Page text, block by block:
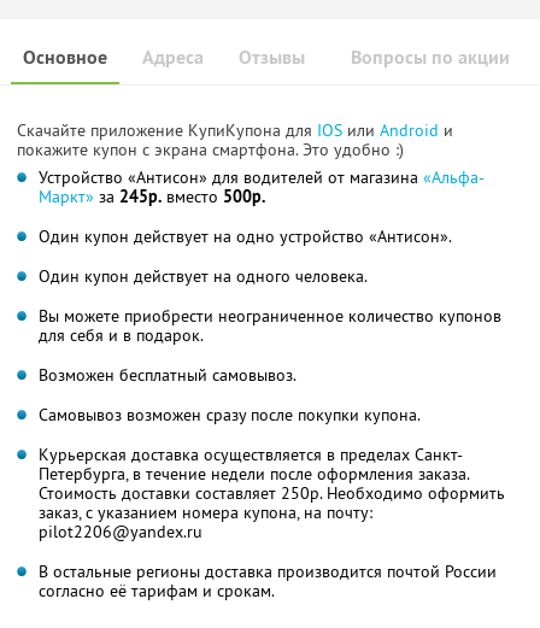
Основное Отзывы Вопросы по акции
Адреса
Скачайте приложение КупиКупона для IOS или Android и
покажите купон с экрана смартфона. Это удобно :)
Устройство «Антисон» для водителей от магазина «Альфа-
Маркт» за 245р. вместо 500р.
Один купон действует на одно устройство «Антисон».
Один купон действует на одного человека.
Вы можете приобрести неограниченное количество купонов
для себя и в подарок.
Возможен бесплатный самовывоз.
Самовывоз возможен сразу после покупки купона.
Курьерская доставка осуществляется в пределах Санкт-
Петербурга, в течение недели после оформления заказа.
Стоимость доставки составляет 250р. Необходимо оформить
заказ, с указанием номера купона, на почту:
pilot2206@yandex.ru
В остальные регионы доставка производится почтой России
согласно её тарифам и срокам.